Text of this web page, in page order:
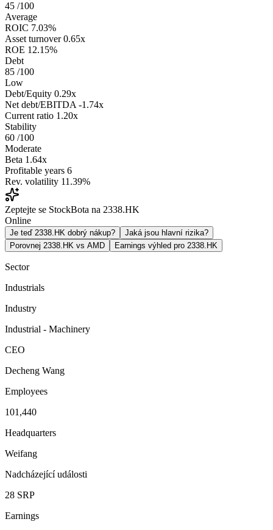
45 /100
Average
ROIC 7.03%
Asset turnover 0.65x
ROE 12.15%
Debt
85 /100
Low
Debt/Equity 0.29x
Net debt/EBITDA -1.74x
Current ratio 1.20x
Stability
60 /100
Moderate
Beta 1.64x
Profitable years 6
Rev. volatility 11.39%
Zeptejte se StockBota na 2338.HK
Online
Je teď 2338.HK dobrý nákup?
Jaká jsou hlavní rizika?
Porovnej 2338.HK vs AMD
Earnings výhled pro 2338.HK
Sector
Industrials
Industry
Industrial - Machinery
CEO
Decheng Wang
Employees
101,440
Headquarters
Weifang
Nadcházející události
28 SRP
Earnings